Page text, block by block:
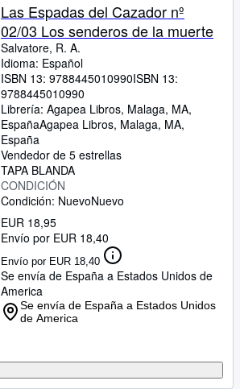
CERRAR
Las Espadas del Cazador nº
02/03 Los senderos de la muerte
Salvatore, R. A.
Idioma: Español
ISBN 13: 9788445010990ISBN 13:
9788445010990
Librería: Agapea Libros, Malaga, MA,
EspañaAgapea Libros, Malaga, MA,
España
Vendedor de 5 estrellas
TAPA BLANDA
CONDICIÓN
Condición: NuevoNuevo
EUR 18,95
Envío por EUR 18,40
Envío por EUR 18,40
Se envía de España a Estados Unidos de
America
Se envía de España a Estados Unidos
de America